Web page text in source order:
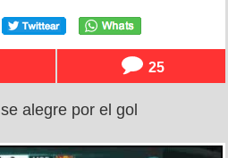
25
alegre por el gol